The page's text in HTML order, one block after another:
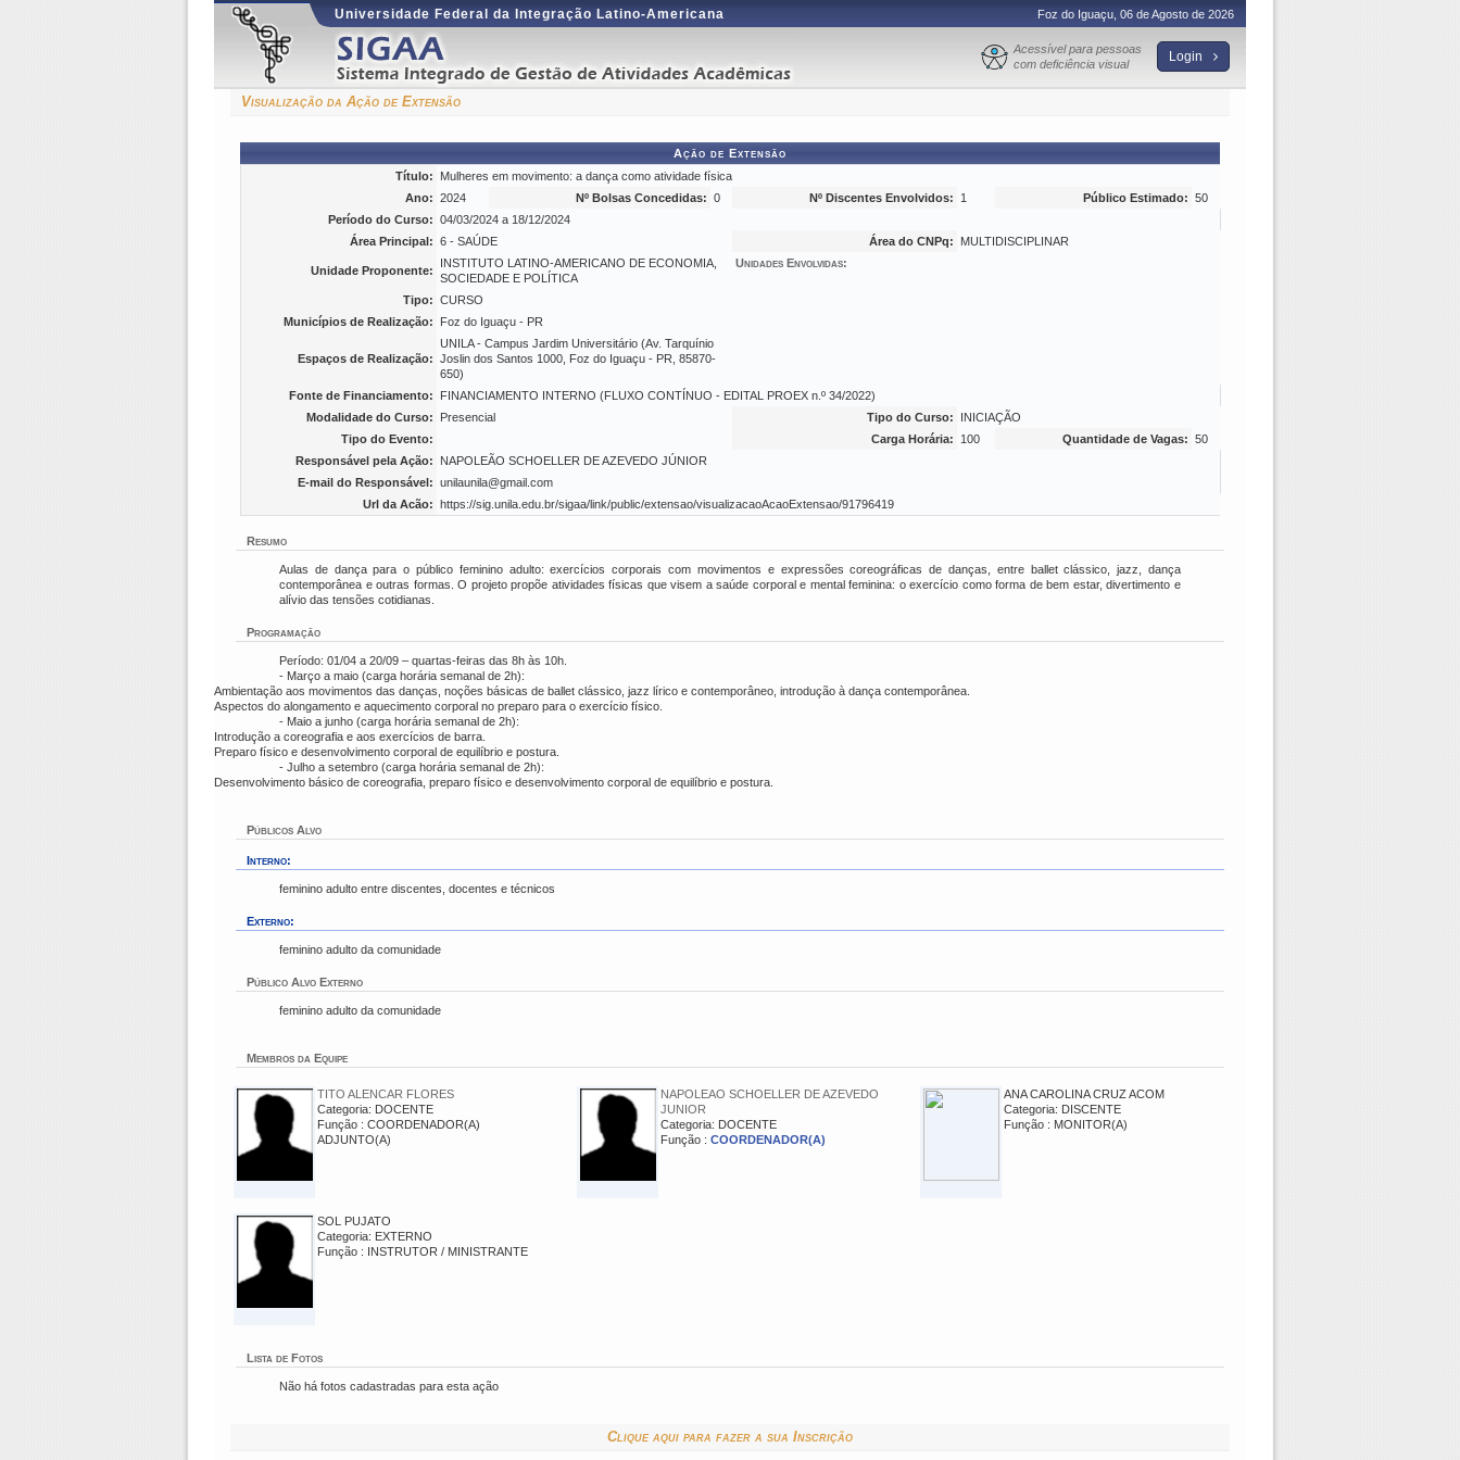
Universidade Federal da Integração Latino-Americana Foz do Iguaçu, 06 de Agosto de 2026
Acessível para pessoas
com deficiência visual
Login
Visualização da Ação de Extensão
Ação de Extensão
Título:
Mulheres em movimento: a dança como atividade física
Ano: 2024 Nº Bolsas Concedidas: 0 Nº Discentes Envolvidos: 1 Público Estimado: 50
Período do Curso: 04/03/2024 a 18/12/2024
Área Principal: 6 - SAÚDE Área do CNPq: MULTIDISCIPLINAR
Unidade Proponente:
INSTITUTO LATINO-AMERICANO DE ECONOMIA,
SOCIEDADE E POLÍTICA
Unidades Envolvidas:
Tipo: CURSO
Municípios de Realização:
Foz do Iguaçu - PR
Espaços de Realização:
UNILA - Campus Jardim Universitário (Av. Tarquínio
Joslin dos Santos 1000, Foz do Iguaçu - PR, 85870-
650)
Fonte de Financiamento:
FINANCIAMENTO INTERNO (FLUXO CONTÍNUO - EDITAL PROEX n.º 34/2022)
Modalidade do Curso:
Presencial Tipo do Curso:
INICIAÇÃO
Tipo do Evento:
Carga Horária: 100 Quantidade de Vagas: 50
Responsável pela Ação:
NAPOLEÃO SCHOELLER DE AZEVEDO JÚNIOR
E-mail do Responsável: unilaunila@gmail.com
Url da Acão: https://sig.unila.edu.br/sigaa/link/public/extensao/visualizacaoAcaoExtensao/91796419
Resumo
Aulas de dança para o público feminino adulto: exercícios corporais com movimentos e expressões coreográficas de danças, entre ballet clássico, jazz, dança
contemporânea e outras formas. O projeto propõe atividades físicas que visem a saúde corporal e mental feminina: o exercício como forma de bem estar, divertimento e
alívio das tensões cotidianas.
Programação
Período: 01/04 a 20/09 – quartas-feiras das 8h às 10h.
- Março a maio (carga horária semanal de 2h):
Ambientação aos movimentos das danças, noções básicas de ballet clássico, jazz lírico e contemporâneo, introdução à dança contemporânea.
Aspectos do alongamento e aquecimento corporal no preparo para o exercício físico.
- Maio a junho (carga horária semanal de 2h):
Introdução a coreografia e aos exercícios de barra.
Preparo físico e desenvolvimento corporal de equilíbrio e postura.
- Julho a setembro (carga horária semanal de 2h):
Desenvolvimento básico de coreografia, preparo físico e desenvolvimento corporal de equilíbrio e postura.
Públicos Alvo
Interno:
feminino adulto entre discentes, docentes e técnicos
Externo:
feminino adulto da comunidade
Público Alvo Externo
feminino adulto da comunidade
Membros da Equipe
TITO ALENCAR FLORES
Categoria: DOCENTE
Função : COORDENADOR(A)
ADJUNTO(A)
NAPOLEAO SCHOELLER DE AZEVEDO
JUNIOR
Categoria: DOCENTE
Função : COORDENADOR(A)
ANA CAROLINA CRUZ ACOM
Categoria: DISCENTE
Função : MONITOR(A)
SOL PUJATO
Categoria: EXTERNO
Função : INSTRUTOR / MINISTRANTE
Lista de Fotos
Não há fotos cadastradas para esta ação
Clique aqui para fazer a sua Inscrição